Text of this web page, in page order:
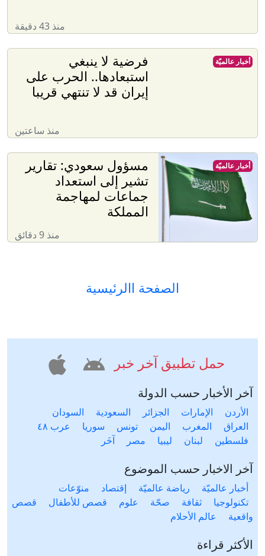
منذ 43 دقيقة
فرضية لا ينبغي
استبعادها.. الحرب على
إيران قد لا تنتهي قريبا
منذ ساعتين
أخبار عالميّة
مسؤول سعودي: تقارير
تشير إلى استعداد
جماعات لمهاجمة
المملكة
منذ 9 دقائق
أخبار عالميّة
الصفحة االرئيسية
حمل تطبيق آخر خبر
آخر الأخبار حسب الدولة
الأردن الإمارات الجزائر السعودية
السودان
العراق
المغرب اليمن تونس سوريا
عرب ٤٨
فلسطين
لبنان ليبيا مصر آخَر
آخر الاخبار حسب الموضوع
أخبار عالميّة رياضة عالميّة إقتصاد
منوّعات
تكنولوجيا
ثقافة صحّة علوم قصص للأطفال
قصص
واقعية
عالم الأحلام
الأكثر قراءة